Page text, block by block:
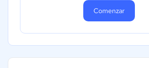
Comenzar